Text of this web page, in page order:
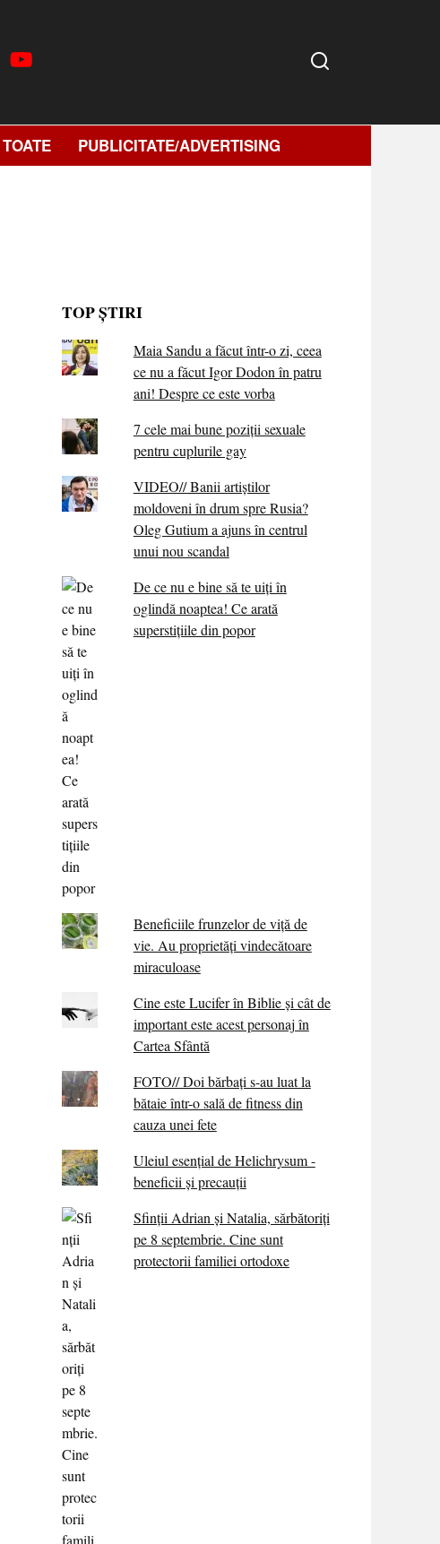
TOATE PUBLICITATE/ADVERTISING
TOP ȘTIRI
Maia Sandu a făcut într-o zi, ceea
ce nu a făcut Igor Dodon în patru
ani! Despre ce este vorba
7 cele mai bune poziții sexuale
pentru cuplurile gay
VIDEO// Banii artiștilor
moldoveni în drum spre Rusia?
Oleg Gutium a ajuns în centrul
unui nou scandal
De ce nu e bine să te uiți în
oglindă noaptea! Ce arată
superstițiile din popor
Beneficiile frunzelor de viță de
vie. Au proprietăţi vindecătoare
miraculoase
Cine este Lucifer în Biblie și cât de
important este acest personaj în
Cartea Sfântă
FOTO// Doi bărbați s-au luat la
bătaie într-o sală de fitness din
cauza unei fete
Uleiul esențial de Helichrysum -
beneficii și precauții
Sfinții Adrian și Natalia, sărbătoriți
pe 8 septembrie. Cine sunt
protectorii familiei ortodoxe